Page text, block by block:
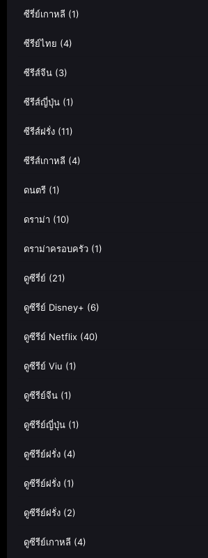
ซีรี่ย์เกาหลี (1)
ซีรีย์ไทย (4)
ซีรีส์จีน (3)
ซีรีส์ญี่ปุ่น (1)
ซีรีส์ฝรั่ง (11)
ซีรีส์เกาหลี (4)
ดนตรี (1)
ดราม่า (10)
ดราม่าครอบครัว (1)
ดูซีรี่ย์ (21)
ดูซีรีย์ Disney+ (6)
ดูซีรีย์ Netflix (40)
ดูซีรีย์ Viu (1)
ดูซีรีย์จีน (1)
ดูซีรีย์ญี่ปุ่น (1)
ดูซีรีย์ฝรั่ง (4)
ดูซีรีย์ฝรั่ง (1)
ดูซีรีย์ฝรั่ง (2)
ดูซีรีย์เกาหลี (4)